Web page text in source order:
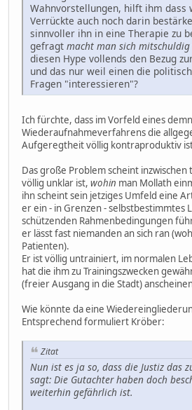
Wahnvorstellungen, hilft ihm dass
Verrückte auch noch darin
sinnvoller ihn in eine Therapie zu
gefragt macht man sich mitschuldig
diesen Hype vollends den Bezug
und das nur weil einen die
Fragen "interessieren"?
Ich fürchte, dass im Vorfeld eines
Wiederaufnahmeverfahrens die
Aufgeregtheit völlig kontraproduktiv
Das große Problem scheint inzwischen
völlig unklar ist, wohin man Mollath
ihn scheint sein jetziges Umfeld eine
er ein - in Grenzen - selbstbestimmtes
schützenden Rahmenbedingungen
er lässt fast niemanden an sich ran
Patienten).
Er ist völlig untrainiert, im normalen
hat die ihm zu Trainingszwecken
(freier Ausgang in die Stadt)
Wie könnte da eine
Entsprechend formuliert Kröber:
Zitat
Nun ist es ja so, dass die Justiz das
sagt: Die Gutachter haben doch
weiterhin gefährlich ist.